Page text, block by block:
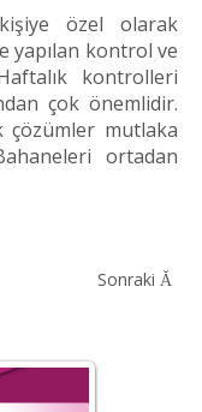
özel olarak
yapılan kontrol ve
kontrolleri
çok önemlidir.
mutlaka
ortadan
Sonraki